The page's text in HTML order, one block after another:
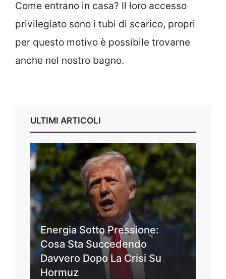
Come entrano in casa? Il loro accesso
privilegiato sono i tubi di scarico, propri
per questo motivo è possibile trovarne
anche nel nostro bagno.
ULTIMI ARTICOLI
Energia Sotto Pressione:
Cosa Sta Succedendo
Davvero Dopo La Crisi Su
Hormuz